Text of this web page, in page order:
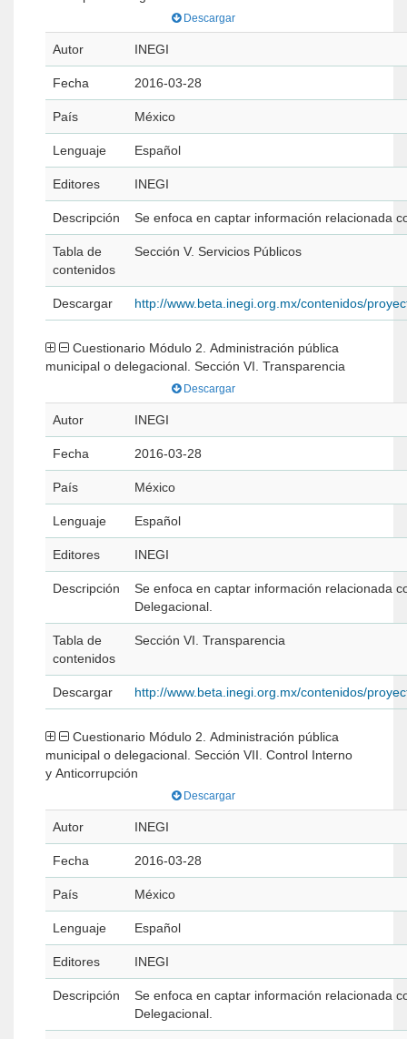
Descargar
Autor INEGI
Fecha 2016-03-28
País México
Lenguaje Español
Editores INEGI
Descripción Se enfoca en captar información relacionada
Tabla de
contenidos
Sección V. Servicios Públicos
Descargar http://www.beta.inegi.org.mx/contenidos/
municipal o delegacional. Sección VI. Transparencia
Descargar
Autor INEGI
Fecha 2016-03-28
País México
Lenguaje Español
Editores INEGI
Descripción
Se enfoca en captar información relacionada
Delegacional.
Tabla de
contenidos
Sección VI. Transparencia
Descargar http://www.beta.inegi.org.mx/contenidos/
municipal o delegacional. Sección VII. Control Interno
y Anticorrupción
Descargar
Autor INEGI
Fecha 2016-03-28
País México
Lenguaje Español
Editores INEGI
Descripción
Se enfoca en captar información relacionada
Delegacional.